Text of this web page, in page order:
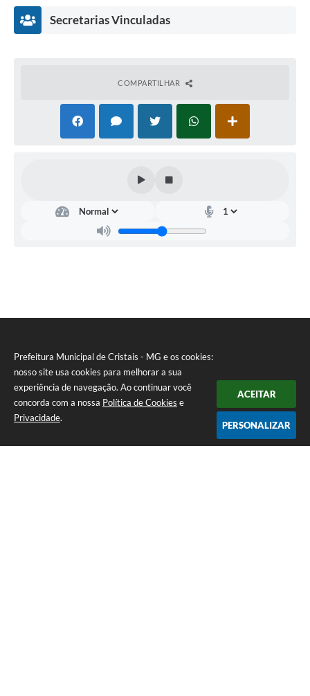
Prefeitura Municipal de Cristais - MG e os cookies:
nosso site usa cookies para melhorar a sua
experiência de navegação. Ao continuar você
concorda com a nossa Política de Cookies e
Privacidade.
ACEITAR
PERSONALIZAR
Secretarias Vinculadas
COMPARTILHAR